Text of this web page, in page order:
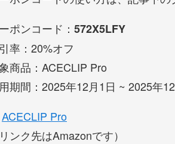
ポンコード： 572X5LFY
率：20%オフ
商品：ACECLIP Pro
期間：2025年12月1日 ~ 2025年
ACECLIP Pro
リンク先はAmazonです）